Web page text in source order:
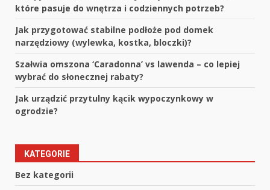
które pasuje do wnętrza i codziennych potrzeb?
Jak przygotować stabilne podłoże pod domek
narzędziowy (wylewka, kostka, bloczki)?
Szałwia omszona ‘Caradonna’ vs lawenda – co lepiej
wybrać do słonecznej rabaty?
Jak urządzić przytulny kącik wypoczynkowy w
ogrodzie?
KATEGORIE
Bez kategorii